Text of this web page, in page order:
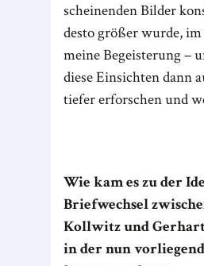
scheinenden Bilder
desto größer wurde,
meine Begeisterung –
diese Einsichten dann
tiefer erforschen und
Wie kam es zu der
Briefwechsel
Kollwitz und
in der nun